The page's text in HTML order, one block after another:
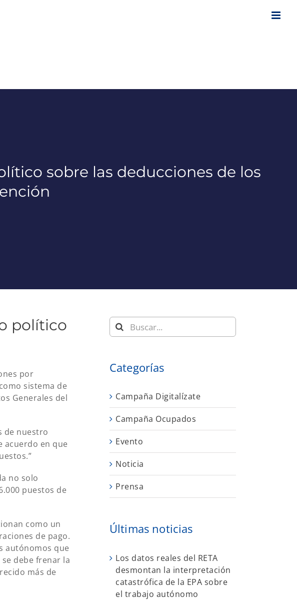
sobre las deducciones de los
político
por
sistema de
Generales del
de nuestro
acuerdo en que
no solo
puestos de
como un
de pago.
autónomos que
debe frenar la
más de
Buscar:
Categorías
Campaña Digitalízate
Campaña Ocupados
Evento
Noticia
Prensa
Últimas noticias
Los datos reales del RETA
desmontan la interpretación
catastrófica de la EPA sobre
el trabajo autónomo